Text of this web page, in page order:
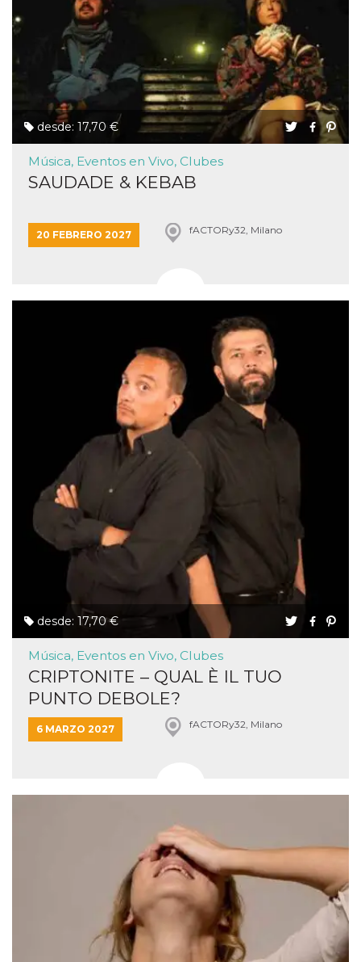
desde: 17,70 €
Música, Eventos en Vivo, Clubes
SAUDADE & KEBAB
20 FEBRERO 2027 fACTORy32, Milano
desde: 17,70 €
Música, Eventos en Vivo, Clubes
CRIPTONITE – QUAL È IL TUO
PUNTO DEBOLE?
6 MARZO 2027 fACTORy32, Milano